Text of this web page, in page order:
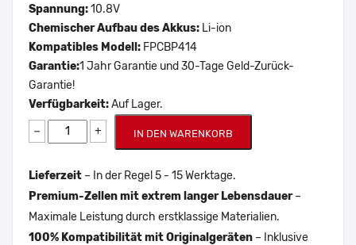
Spannung:10.8V
Chemischer Aufbau des Akkus: Li-ion
Kompatibles Modell: FPCBP414
Garantie:1 Jahr Garantie und 30-Tage Geld-Zurück-
Garantie!
Verfügbarkeit:Auf Lager.
− + IN DEN WARENKORB
Lieferzeit – In der Regel 5 - 15 Werktage.
Premium-Zellen mit extrem langer Lebensdauer–
Maximale Leistung durch erstklassige Materialien.
100% Kompatibilität mit Originalgeräten – Inklusive